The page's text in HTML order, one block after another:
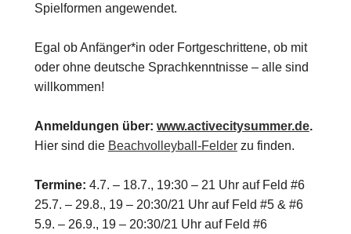
Spielformen angewendet.
Egal ob Anfänger*in oder Fortgeschrittene, ob mit
oder ohne deutsche Sprachkenntnisse – alle sind
willkommen!
Anmeldungen über: www.activecitysummer.de.
Hier sind die Beachvolleyball-Felderzu finden.
Termine: 4.7. – 18.7., 19:30 – 21 Uhr auf Feld #6
25.7. – 29.8., 19 – 20:30/21 Uhr auf Feld #5 & #6
5.9. – 26.9., 19 – 20:30/21 Uhr auf Feld #6